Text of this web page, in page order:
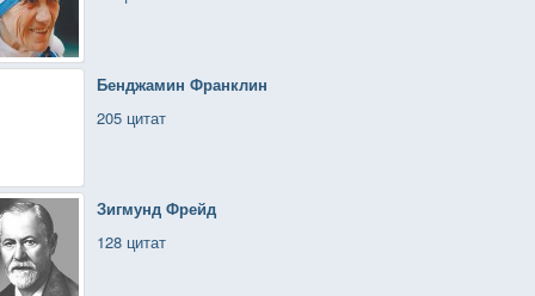
Бенджамин Франклин
205 цитат
Зигмунд Фрейд
128 цитат